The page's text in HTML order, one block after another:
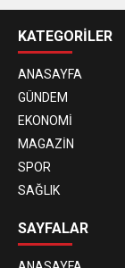
KATEGORİLER
ANASAYFA
GÜNDEM
EKONOMİ
MAGAZİN
SPOR
SAĞLIK
SAYFALAR